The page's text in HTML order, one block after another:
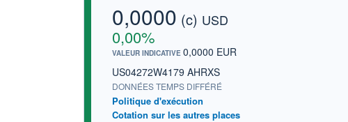
0,0000 (c) USD
0,00%
VALEUR INDICATIVE 0,0000 EUR
US04272W4179 AHRXS
DONNÉES TEMPS DIFFÉRÉ
Politique d'exécution
Cotation sur les autres places